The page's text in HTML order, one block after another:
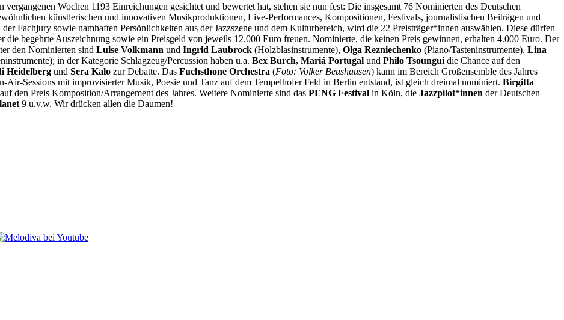
Wochen 1193 Einreichungen gesichtet und bewertet hat, stehen sie nun fest: Die insgesamt 76 Nominierten des Deutschen
künstlerischen und innovativen Musikproduktionen, Live-Performances, Kompositionen, Festivals, journalistischen Beiträgen und
Fachjury sowie namhaften Persönlichkeiten aus der Jazzszene und dem Kulturbereich, wird die 22 Preisträger*innen auswählen. Diese dürfen
begehrte Auszeichnung sowie ein Preisgeld von jeweils 12.000 Euro freuen. Nominierte, die keinen Preis gewinnen, erhalten 4.000 Euro. Der
den Nominierten sind Luise Volkmann und Ingrid Laubrock (Holzblasinstrumente), Olga Rezniechenko (Piano/Tasteninstrumente), Lina
in der Kategorie Schlagzeug/Percussion haben u.a. Bex Burch, Mariá Portugal und Philo Tsoungui die Chance auf den
Heidelberg und Sera Kalo zur Debatte. Das Fuchsthone Orchestra (Foto: Volker Beushausen) kann im Bereich Großensemble des Jahres
Air-Sessions mit improvisierter Musik, Poesie und Tanz auf dem Tempelhofer Feld in Berlin entstand, ist gleich dreimal nominiert. Birgitta
den Preis Komposition/Arrangement des Jahres. Weitere Nominierte sind das PENG Festival in Köln, die Jazzpilot*innen der Deutschen
9 u.v.w. Wir drücken allen die Daumen!